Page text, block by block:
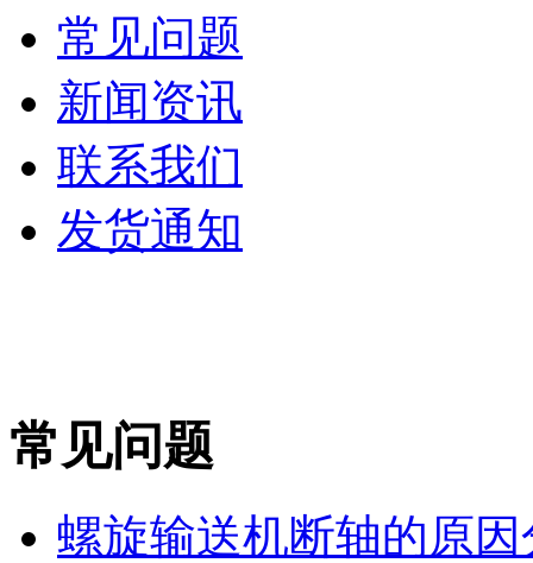
常见问题
新闻资讯
联系我们
发货通知
常见问题
螺旋输送机断轴的原因